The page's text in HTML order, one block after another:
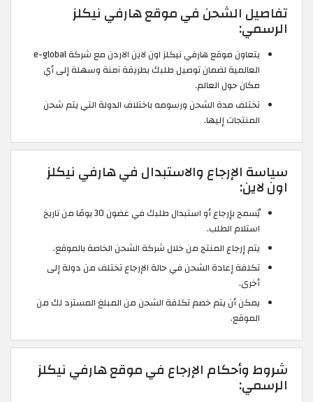
تفاصيل الشحن في موقع هارفي نيكلز
الرسمي:
يتعاون موقع هارفي نيكلز اون لاين الاردن مع شركة e-global
العالمية لضمان توصيل طلبك بطريقة آمنة وسهلة إلى أي
مكان حول العالم.
تختلف مدة الشحن ورسومه باختلاف الدولة التي يتم شحن
المنتجات إليها.
سياسة الإرجاع والاستبدال في هارفي نيكلز
اون لاين:
يُسمح بإرجاع أو استبدال طلبك في غضون 30 يومًا من تاريخ
استلام الطلب.
يتم إرجاع المنتج من خلال شركة الشحن الخاصة بالموقع.
تكلفة إعادة الشحن في حالة الإرجاع تختلف من دولة إلى
أخرى.
يمكن أن يتم خصم تكلفة الشحن من المبلغ المسترد لك من
الموقع.
شروط وأحكام الإرجاع في موقع هارفي نيكلز
الرسمي: